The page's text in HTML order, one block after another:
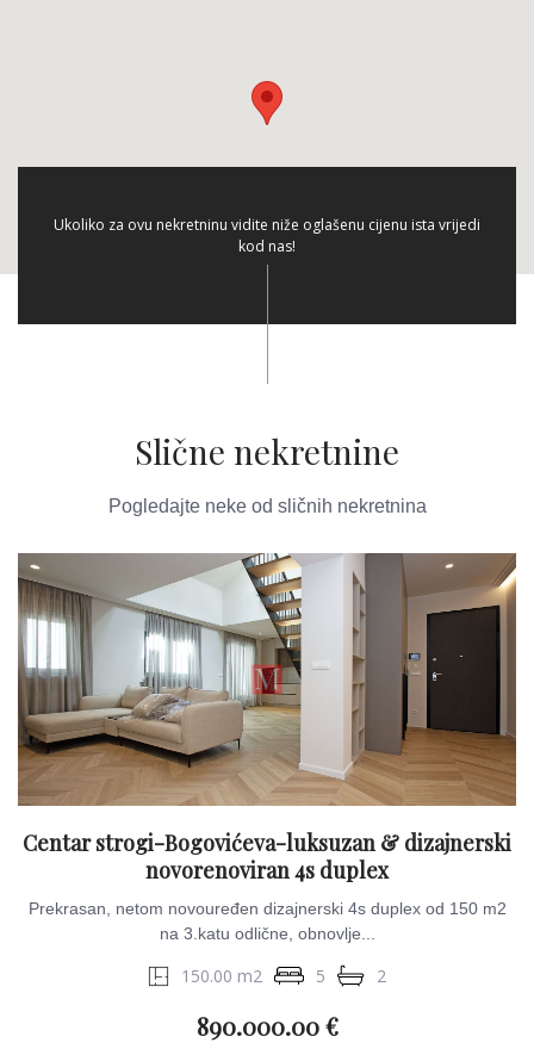
Ukoliko za ovu nekretninu vidite niže oglašenu cijenu ista vrijedi
kod nas!
Slične nekretnine
Pogledajte neke od sličnih nekretnina
Centar strogi-Bogovićeva-luksuzan & dizajnerski
novorenoviran 4s duplex
Prekrasan, netom novouređen dizajnerski 4s duplex od 150 m2
na 3.katu odlične, obnovlje...
150.00 m2 5 2
890.000.00 €